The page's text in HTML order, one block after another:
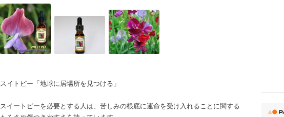
スイトピー「地球に居場所を見つける」
スイートピーを必要とする人は、苦しみの根底に運命を受け入れることに関する